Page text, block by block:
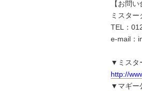
【お問い
ミスター
TEL：
e-mail：
▼ミスタ
http://
▼マギー